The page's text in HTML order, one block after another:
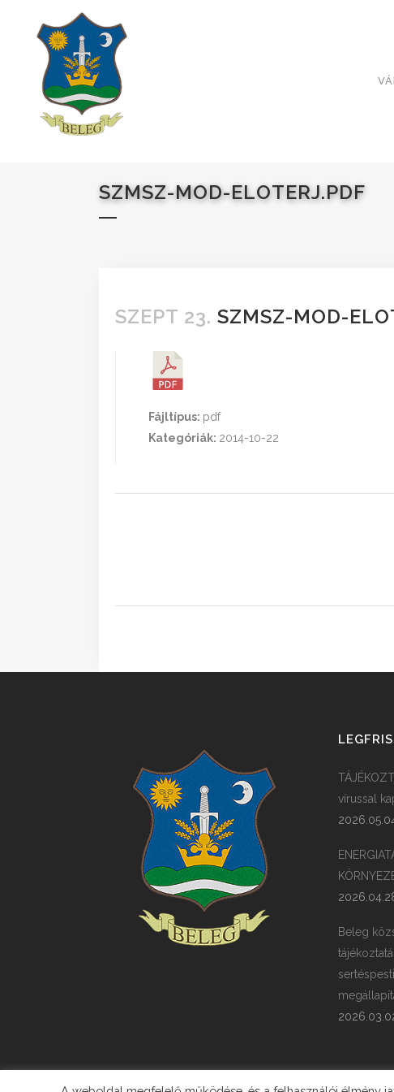
SZMSZ-MOD-ELOTERJ.PDF
SZEPT 23. SZMSZ-MOD-
Fájltípus: pdf
Kategóriák: 2014-10-22
vírussal
Beleg